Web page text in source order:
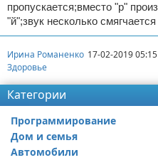
пропускается;вместо "р"
"й";звук несколько
Ирина Романенко 17-02-2019 05:15
Здоровье
Категории
Программирование
Дом и семья
Автомобили